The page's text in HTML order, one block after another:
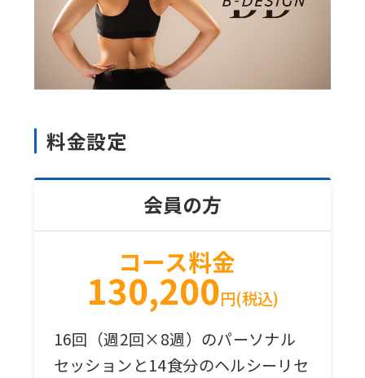
料金設定
会員の方
コース料金
130,200円(税込)
16回（週2回×8週）のパーソナル
セッションと14食分のヘルシーリセ